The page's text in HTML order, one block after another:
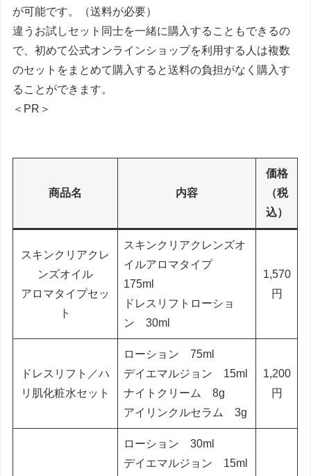
が可能です。（送料が必要）
違うお試しセット同士を一緒に購入することもできるの
で、初めて公式オンラインショップを利用する人は複数
のセットをまとめて購入すると送料の負担がなく購入す
ることができます。
＜PR＞
商品名 内容
価格
（税
込）
スキンクリアクレ
ンズオイル
アロマタイプセッ
ト
スキンクリアクレンズオ
イルアロマタイプ
175ml
ドレスリフトローショ
ン 30ml
1,570
円
ドレスリフト／ハ
リ肌化粧水セット
ローション 75ml
デイエマルジョン 15ml
ナイトクリーム 8g
アイリンクルセラム 3g
1,200
円
ローション 30ml
デイエマルジョン 15ml